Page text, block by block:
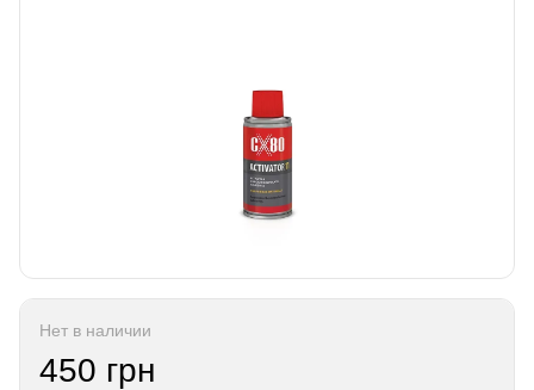
Нет в наличии
450 грн